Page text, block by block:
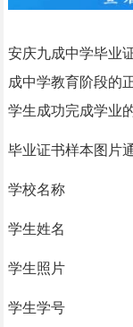
安庆九成中学毕业
成中学教育阶段的
学生成功完成学业
毕业证书样本图片
学校名称
学生姓名
学生照片
学生学号